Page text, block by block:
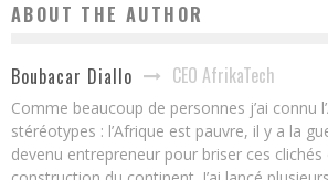
ABOUT THE AUTHOR
Boubacar Diallo CEO AfrikaTech
Comme beaucoup de personnes j’ai connu
stéréotypes : l’Afrique est pauvre, il y a la
devenu entrepreneur pour briser ces